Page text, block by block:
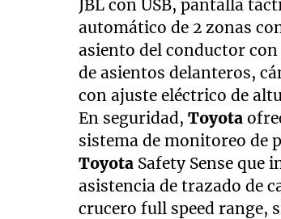
JBL con USB, pantalla
automático de 2 zonas
asiento del conductor
de asientos delanteros,
con ajuste eléctrico de
En seguridad,Toyota
sistema de monitoreo de
Toyota Safety Sense que
asistencia de trazado de
crucero full speed range,